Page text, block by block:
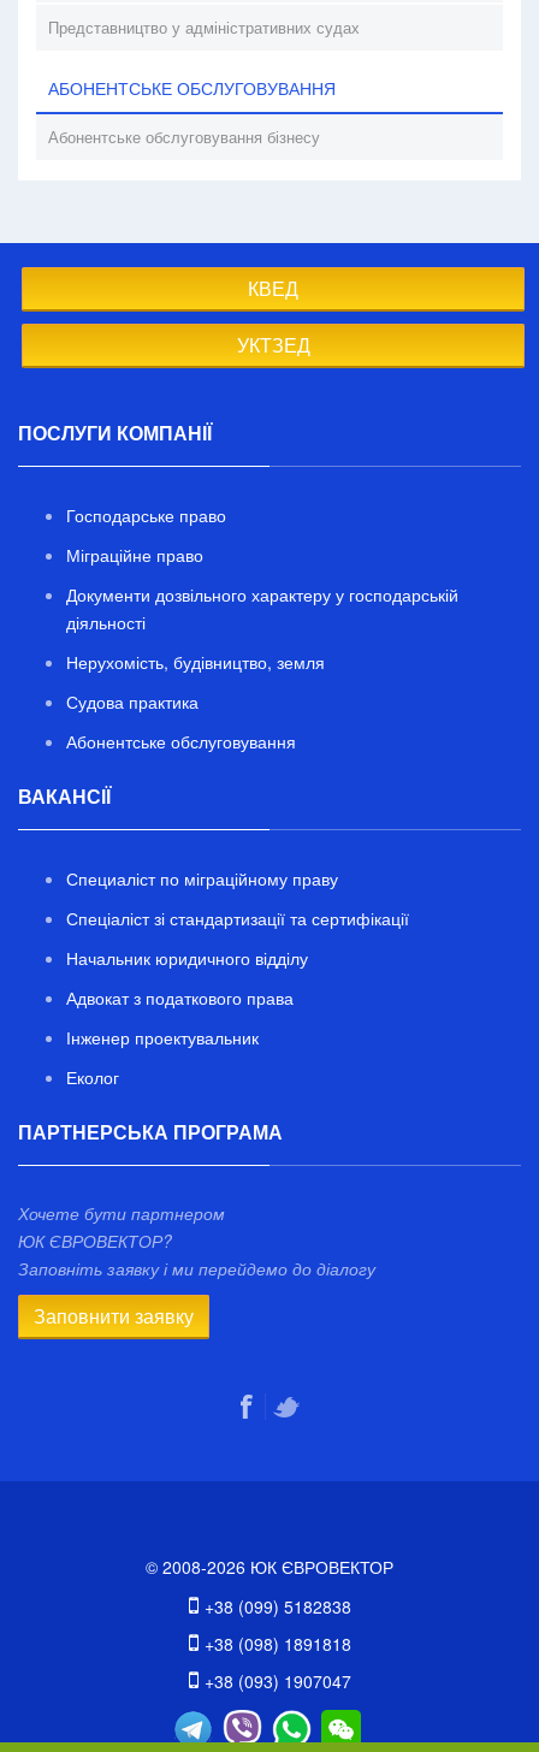
Представництво у адміністративних судах
АБОНЕНТСЬКЕ ОБСЛУГОВУВАННЯ
Абонентське обслуговування бізнесу
КВЕД
УКТЗЕД
ПОСЛУГИ КОМПАНІЇ
Господарське право
Міграційне право
Документи дозвільного характеру у господарській
діяльності
Нерухомість, будівництво, земля
Судова практика
Абонентське обслуговування
ВАКАНСІЇ
Специаліст по міграційному праву
Спеціаліст зі стандартизації та сертифікації
Начальник юридичного відділу
Адвокат з податкового права
Інженер проектувальник
Еколог
ПАРТНЕРСЬКА ПРОГРАМА
Хочете бути партнером
ЮК ЄВРОВЕКТОР?
Заповніть заявку і ми перейдемо до діалогу
Заповнити заявку
© 2008-2026 ЮК ЄВРОВЕКТОР
+38 (099) 5182838
+38 (098) 1891818
+38 (093) 1907047